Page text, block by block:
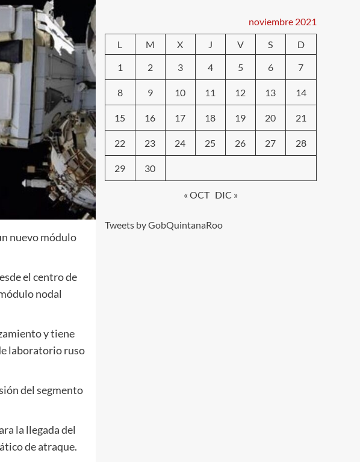
nuevo módulo
el centro de
nodal
y tiene
laboratorio ruso
del segmento
la llegada del
de atraque.
noviembre 2021
L
M X J V S
D
1
2 3 4 5 6 7
8 9 10 11 12 13 14
15 16 17 18 19 20 21
22 23 24 25 26 27 28
29 30
« OCT DIC »
Tweets by GobQuintanaRoo